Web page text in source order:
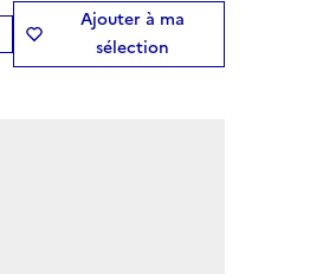
Ajouter à ma
sélection